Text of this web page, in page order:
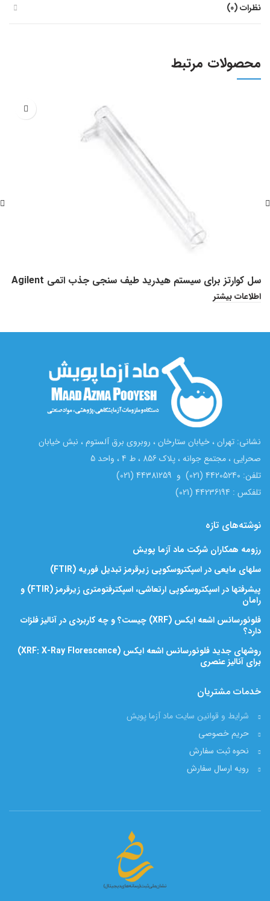
نظرات (0)
محصولات مرتبط
سل کوارتز برای سیستم هیدرید طیف سنجی جذب اتمی Agilent
اطلاعات بیشتر
نشانی: تهران ، خیابان ستارخان ، روبروی برق آلستوم ، نبش خیابان
صحرایی ، مجتمع جوانه ، پلاک 856 ، ط 4 ، واحد 5
تلفن: 44205240 (021) و 44381259 (021)
تلفکس : 44236194 (021)
نوشته‌های تازه
رزومه همکاران شرکت ماد آزما پویش
سلهای مایعی در اسپکتروسکوپی زیرقرمز تبدیل فوریه (FTIR)
پیشرفتها در اسپکتروسکوپی ارتعاشی، اسپکترفتومتری زیرقرمز (FTIR) و
رامان
فلوئورسانس اشعه ایکس (XRF) چیست؟ و چه کاربردی در آنالیز فلزات
دارد؟
روشهای جدید فلوئورسانس اشعه ایکس (XRF: X-Ray Florescence)
برای آنالیز عنصری
خدمات مشتریان
شرایط و قوانین سایت ماد آزما پویش
حریم خصوصی
نحوه ثبت سفارش
رویه ارسال سفارش